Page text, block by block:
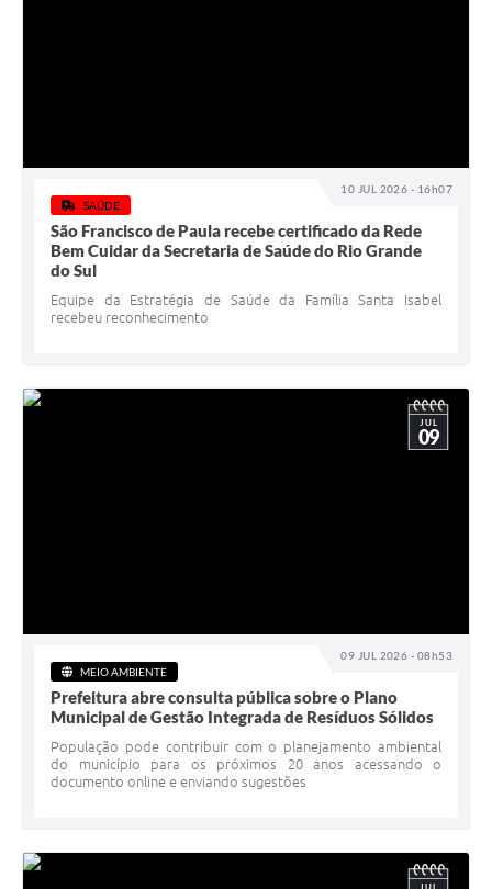
10 JUL 2026 - 16h07
SAÚDE
São Francisco de Paula recebe certificado da Rede
Bem Cuidar da Secretaria de Saúde do Rio Grande
do Sul
Equipe da Estratégia de Saúde da Família Santa Isabel
recebeu reconhecimento
09 JUL 2026 - 08h53
JUL
09
MEIO AMBIENTE
Prefeitura abre consulta pública sobre o Plano
Municipal de Gestão Integrada de Resíduos Sólidos
População pode contribuir com o planejamento ambiental
do município para os próximos 20 anos acessando o
documento online e enviando sugestões